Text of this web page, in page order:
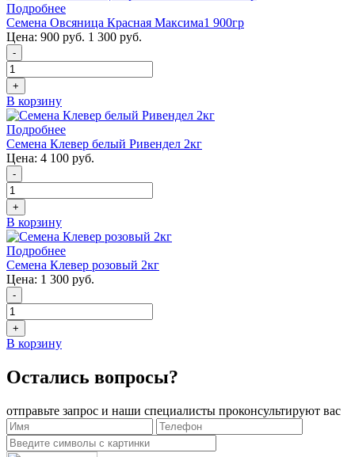
Подробнее
Семена Овсяница Красная Максима1 900гр
Цена: 900 руб. 1 300 руб.
-
+
В корзину
Подробнее
Семена Клевер белый Ривендел 2кг
Цена: 4 100 руб.
-
+
В корзину
Подробнее
Семена Клевер розовый 2кг
Цена: 1 300 руб.
-
+
В корзину
Остались вопросы?
отправьте запрос и наши специалисты проконсультируют вас